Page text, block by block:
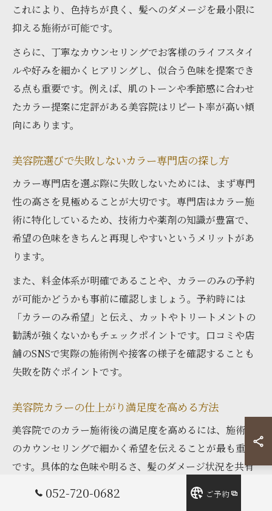
これにより、色持ちが良く、髪へのダメージを最小限に
抑える施術が可能です。
さらに、丁寧なカウンセリングでお客様のライフスタイ
ルや好みを細かくヒアリングし、似合う色味を提案でき
る点も重要です。例えば、肌のトーンや季節感に合わせ
たカラー提案に定評がある美容院はリピート率が高い傾
向にあります。
美容院選びで失敗しないカラー専門店の探し方
カラー専門店を選ぶ際に失敗しないためには、まず専門
性の高さを見極めることが大切です。専門店はカラー施
術に特化しているため、技術力や薬剤の知識が豊富で、
希望の色味をきちんと再現しやすいというメリットがあ
ります。
また、料金体系が明確であることや、カラーのみの予約
が可能かどうかも事前に確認しましょう。予約時には
「カラーのみ希望」と伝え、カットやトリートメントの
勧誘が強くないかもチェックポイントです。口コミや店
舗のSNSで実際の施術例や接客の様子を確認することも
失敗を防ぐポイントです。
美容院カラーの仕上がり満足度を高める方法
美容院でのカラー施術後の満足度を高めるには、施術前
のカウンセリングで細かく希望を伝えることが最も重要
です。具体的な色味や明るさ、髪のダメージ状況を共有
することで、施術者との認識のズレを防げます。
052-720-0682 ご予約